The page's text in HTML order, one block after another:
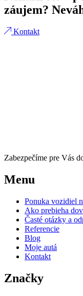
záujem?
Kontakt
Zabezpečíme pre Vás
Menu
Ponuka vozidiel
Ako prebieha
Časté otázky a
Referencie
Blog
Moje autá
Kontakt
Značky